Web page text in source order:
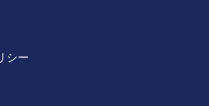
シー